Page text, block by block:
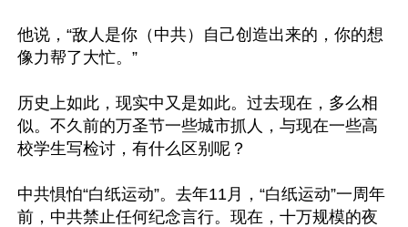
他说，“敌人是你（中共）自己创造出来的，你的想
像力帮了大忙。”
历史上如此，现实中又是如此。过去现在，多么相
似。不久前的万圣节一些城市抓人，与现在一些高
校学生写检讨，有什么区别呢？
中共惧怕“白纸运动”。去年11月，“白纸运动”一周年
前，中共禁止任何纪念言行。现在，十万规模的夜